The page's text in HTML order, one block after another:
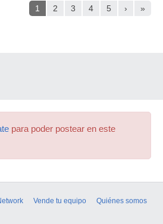
1 2 3 4 5 › »
para poder postear en este
Vende tu equipo
Quiénes somos